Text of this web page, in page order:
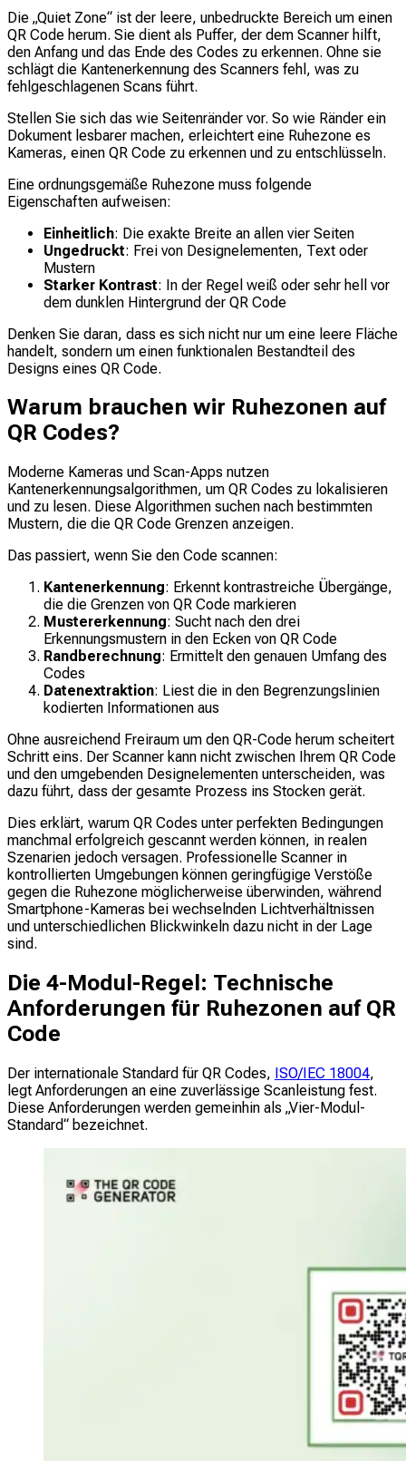
Die „Quiet Zone“ ist der leere, unbedruckte Bereich um einen
QR Code herum. Sie dient als Puffer, der dem Scanner hilft,
den Anfang und das Ende des Codes zu erkennen. Ohne sie
schlägt die Kantenerkennung des Scanners fehl, was zu
fehlgeschlagenen Scans führt.
Stellen Sie sich das wie Seitenränder vor. So wie Ränder ein
Dokument lesbarer machen, erleichtert eine Ruhezone es
Kameras, einen QR Code zu erkennen und zu entschlüsseln.
Eine ordnungsgemäße Ruhezone muss folgende
Eigenschaften aufweisen:
Einheitlich: Die exakte Breite an allen vier Seiten
Ungedruckt: Frei von Designelementen, Text oder
Mustern
Starker Kontrast: In der Regel weiß oder sehr hell vor
dem dunklen Hintergrund der QR Code
Denken Sie daran, dass es sich nicht nur um eine leere Fläche
handelt, sondern um einen funktionalen Bestandteil des
Designs eines QR Code.
Warum brauchen wir Ruhezonen auf
QR Codes?
Moderne Kameras und Scan-Apps nutzen
Kantenerkennungsalgorithmen, um QR Codes zu lokalisieren
und zu lesen. Diese Algorithmen suchen nach bestimmten
Mustern, die die QR Code Grenzen anzeigen.
Das passiert, wenn Sie den Code scannen:
Kantenerkennung: Erkennt kontrastreiche Übergänge,
die die Grenzen von QR Code markieren
Mustererkennung: Sucht nach den drei
Erkennungsmustern in den Ecken von QR Code
Randberechnung: Ermittelt den genauen Umfang des
Codes
Datenextraktion: Liest die in den Begrenzungslinien
kodierten Informationen aus
Ohne ausreichend Freiraum um den QR-Code herum scheitert
Schritt eins. Der Scanner kann nicht zwischen Ihrem QR Code
und den umgebenden Designelementen unterscheiden, was
dazu führt, dass der gesamte Prozess ins Stocken gerät.
Dies erklärt, warum QR Codes unter perfekten Bedingungen
manchmal erfolgreich gescannt werden können, in realen
Szenarien jedoch versagen. Professionelle Scanner in
kontrollierten Umgebungen können geringfügige Verstöße
gegen die Ruhezone möglicherweise überwinden, während
Smartphone-Kameras bei wechselnden Lichtverhältnissen
und unterschiedlichen Blickwinkeln dazu nicht in der Lage
sind.
Die 4-Modul-Regel: Technische
Anforderungen für Ruhezonen auf QR
Code
Der internationale Standard für QR Codes, ISO/IEC 18004,
legt Anforderungen an eine zuverlässige Scanleistung fest.
Diese Anforderungen werden gemeinhin als „Vier-Modul-
Standard“ bezeichnet.